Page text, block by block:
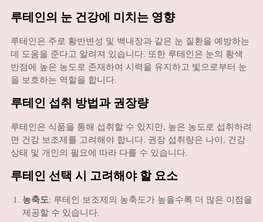
루테인의 눈 건강에 미치는 영향
루테인은 주로 황반변성 및 백내장과 같은 눈 질환을 예방하는
데 도움을 준다고 알려져 있습니다. 또한 루테인은 눈의 황색
반점에 높은 농도로 존재하여 시력을 유지하고 빛으로부터 눈
을 보호하는 역할을 합니다.
루테인 섭취 방법과 권장량
루테인은 식품을 통해 섭취할 수 있지만, 높은 농도로 섭취하려
면 건강 보조제를 고려해야 합니다. 권장 섭취량은 나이, 건강
상태 및 개인의 필요에 따라 다를 수 있습니다.
루테인 선택 시 고려해야 할 요소
농축도: 루테인 보조제의 농축도가 높을수록 더 많은 이점을
제공할 수 있습니다.